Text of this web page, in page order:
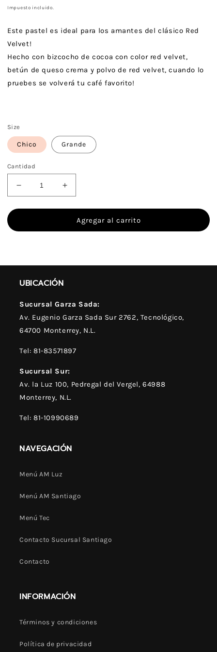
habitual
Impuesto incluido.
Este pastel es ideal para los amantes del clásico Red
Velvet!
Hecho con bizcocho de cocoa con color red velvet,
betún de queso crema y polvo de red velvet, cuando lo
pruebes se volverá tu café favorito!
Size
Chico Grande
Cantidad
Reducir
cantidad
para
Velvet
Aumentar
cantidad
para
Red
Velvet
Agregar al carrito
UBICACIÓN
Sucursal Garza Sada:
Av. Eugenio Garza Sada Sur 2762, Tecnológico,
64700 Monterrey, N.L.
Tel: 81-83571897
Sucursal Sur:
Av. la Luz 100, Pedregal del Vergel, 64988
Monterrey, N.L.
Tel: 81-10990689
NAVEGACIÓN
Menú AM Luz
Menú AM Santiago
Menú Tec
Contacto Sucursal Santiago
Contacto
INFORMACIÓN
Términos y condiciones
Política de privacidad